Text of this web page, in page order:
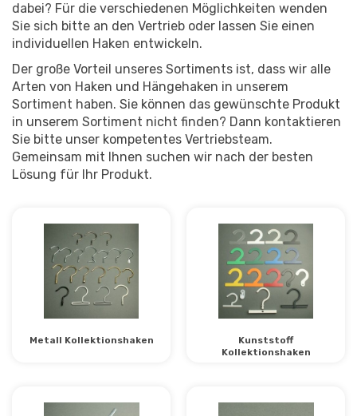
dabei? Für die verschiedenen Möglichkeiten wenden
Sie sich bitte an den Vertrieb oder lassen Sie einen
individuellen Haken entwickeln.
Der große Vorteil unseres Sortiments ist, dass wir alle
Arten von Haken und Hängehaken in unserem
Sortiment haben. Sie können das gewünschte Produkt
in unserem Sortiment nicht finden? Dann kontaktieren
Sie bitte unser kompetentes Vertriebsteam.
Gemeinsam mit Ihnen suchen wir nach der besten
Lösung für Ihr Produkt.
Metall Kollektionshaken
Kunststoff
Kollektionshaken